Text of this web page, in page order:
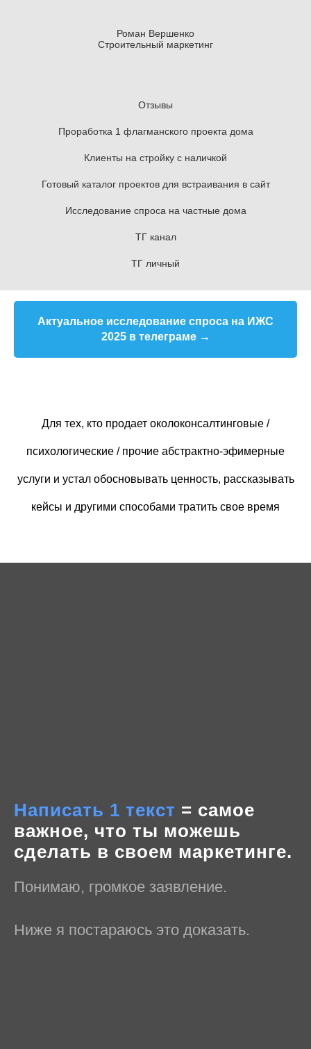
Роман Вершенко
Строительный маркетинг
Отзывы
Проработка 1 флагманского проекта дома
Клиенты на стройку с наличкой
Готовый каталог проектов для встраивания в сайт
Исследование спроса на частные дома
ТГ канал
ТГ личный
Актуальное исследование спроса на ИЖС
2025 в телеграме →
Для тех, кто продает околоконсалтинговые /
психологические / прочие абстрактно-эфимерные
услуги и устал обосновывать ценность, рассказывать
кейсы и другими способами тратить свое время
Написать 1 текст = самое
важное, что ты можешь
сделать в своем маркетинге.
Понимаю, громкое заявление.
Ниже я постараюсь это доказать.